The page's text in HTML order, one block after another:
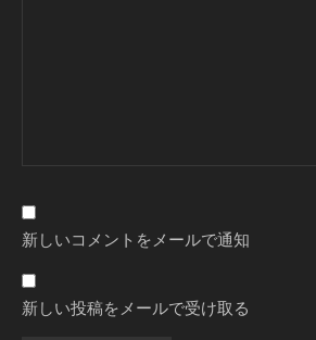
新しいコメントをメールで通知
新しい投稿をメールで受け取る